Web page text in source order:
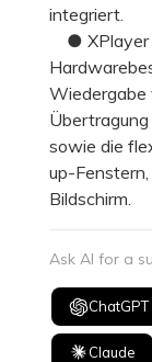
integriert.
● XPlayer
Wiedergabe
sowie die
up-
Bildschirm.
Ask AI for a
ChatGPT
Claude